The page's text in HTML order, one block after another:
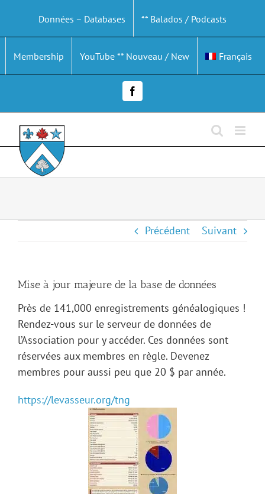
contenu
Données – Databases ** Balados / Podcasts
Membership YouTube ** Nouveau / New Français
Facebook
Précédent Suivant
Mise à jour majeure de la base de données
Près de 141,000 enregistrements généalogiques !
Rendez-vous sur le serveur de données de
l’Association pour y accéder. Ces données sont
réservées aux membres en règle. Devenez
membres pour aussi peu que 20 $ par année.
https://levasseur.org/tng